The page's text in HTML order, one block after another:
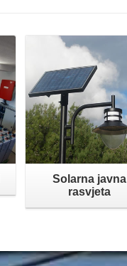
Opširnije
Solarna javna
rasvjeta